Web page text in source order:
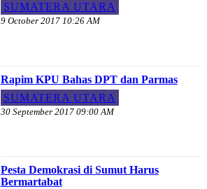
SUMATERA UTARA
9 October 2017 10:26 AM
Rapim KPU Bahas DPT dan Parmas
SUMATERA UTARA
30 September 2017 09:00 AM
Pesta Demokrasi di Sumut Harus
Bermartabat